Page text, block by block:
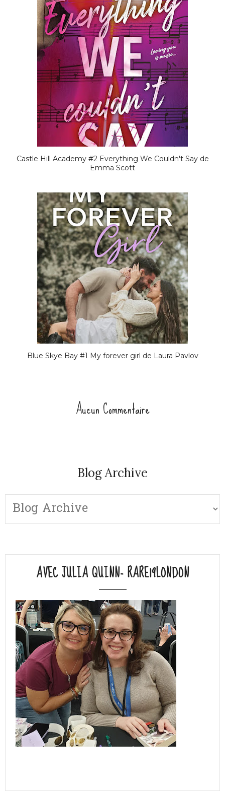
Castle Hill Academy #2 Everything We Couldn't Say de
Emma Scott
Blue Skye Bay #1 My forever girl de Laura Pavlov
Aucun Commentaire
Blog Archive
AVEC JULIA QUINN- RARE19LONDON